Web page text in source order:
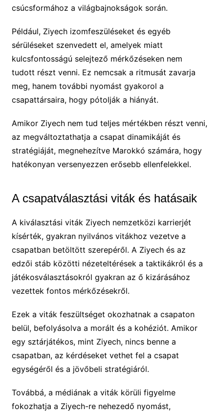
csúcsformához a világbajnokságok során.
Például, Ziyech izomfeszüléseket és egyéb
sérüléseket szenvedett el, amelyek miatt
kulcsfontosságú selejtező mérkőzéseken nem
tudott részt venni. Ez nemcsak a ritmusát zavarja
meg, hanem további nyomást gyakorol a
csapattársaira, hogy pótolják a hiányát.
Amikor Ziyech nem tud teljes mértékben részt venni,
az megváltoztathatja a csapat dinamikáját és
stratégiáját, megnehezítve Marokkó számára, hogy
hatékonyan versenyezzen erősebb ellenfelekkel.
A csapatválasztási viták és hatásaik
A kiválasztási viták Ziyech nemzetközi karrierjét
kísérték, gyakran nyilvános vitákhoz vezetve a
csapatban betöltött szerepéről. A Ziyech és az
edzői stáb közötti nézeteltérések a taktikákról és a
játékosválasztásokról gyakran az ő kizárásához
vezettek fontos mérkőzésekről.
Ezek a viták feszültséget okozhatnak a csapaton
belül, befolyásolva a morált és a kohéziót. Amikor
egy sztárjátékos, mint Ziyech, nincs benne a
csapatban, az kérdéseket vethet fel a csapat
egységéről és a jövőbeli stratégiáról.
Továbbá, a médiának a viták körüli figyelme
fokozhatja a Ziyech-re nehezedő nyomást,